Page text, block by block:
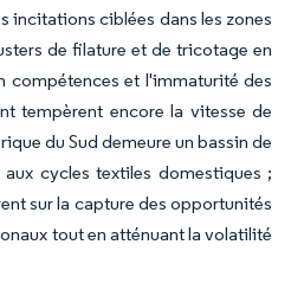
incitations ciblées dans les zones
de filature et de tricotage en
compétences et l'immaturité des
tempèrent encore la vitesse de
du Sud demeure un bassin de
cycles textiles domestiques ;
sur la capture des opportunités
tout en atténuant la volatilité